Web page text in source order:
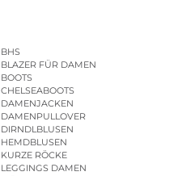
BHS
BLAZER FÜR DAMEN
BOOTS
CHELSEABOOTS
DAMENJACKEN
DAMENPULLOVER
DIRNDLBLUSEN
HEMDBLUSEN
KURZE RÖCKE
LEGGINGS DAMEN